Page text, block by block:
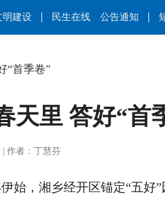
明建设 民生在线 公告通知
“首季卷”
天里 答好“首
| 作者：丁慧芬
始，湘乡经开区锚定“五好